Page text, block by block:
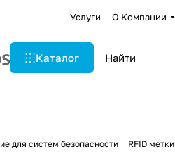
Услуги О Компании
Каталог
для систем безопасности RFID метки